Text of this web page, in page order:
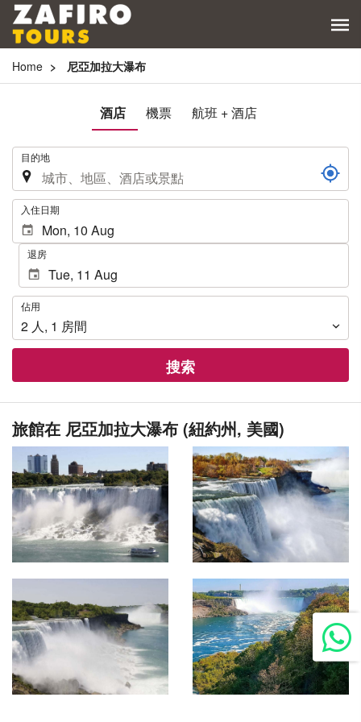
Home 尼亞加拉大瀑布
酒店 機票 航班 + 酒店
. 目的地
. 入住日期
退房
佔
用
佔用
2 人, 1 房間
搜索
旅館在 尼亞加拉大瀑布 (紐約州, 美國)